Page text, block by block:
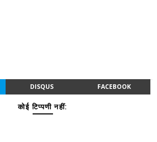
DISQUS FACEBOOK
कोई टिप्पणी नहीं: